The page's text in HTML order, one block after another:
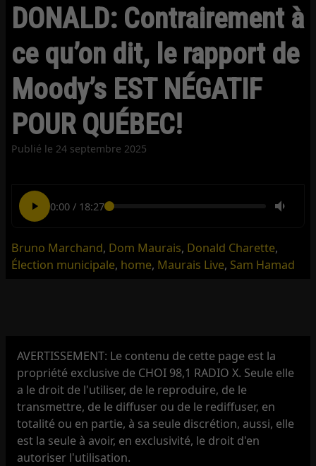
DONALD: Contrairement à
ce qu’on dit, le rapport de
Moody’s EST NÉGATIF
POUR QUÉBEC!
Publié le 24 septembre 2025
0:00/ 18:27
Bruno Marchand, Dom Maurais, Donald Charette,
Élection municipale, home, Maurais Live, Sam Hamad
AVERTISSEMENT: Le contenu de cette page est la
propriété exclusive de CHOI 98,1 RADIO X. Seule elle
a le droit de l'utiliser, de le reproduire, de le
transmettre, de le diffuser ou de le rediffuser, en
totalité ou en partie, à sa seule discrétion, aussi, elle
est la seule à avoir, en exclusivité, le droit d'en
autoriser l'utilisation.